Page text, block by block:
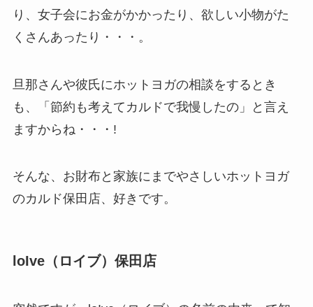
り、女子会にお金がかかったり、欲しい小物がた
くさんあったり・・・。
旦那さんや彼氏にホットヨガの相談をするとき
も、「節約も考えてカルドで我慢したの」と言え
ますからね・・・!
そんな、お財布と家族にまでやさしいホットヨガ
のカルド保田店、好きです。
loIve（ロイブ）保田店